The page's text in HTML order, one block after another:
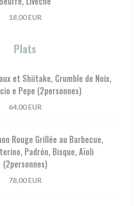
18,00 EUR
Plats
et Shiitake, Crumble de Noix,
e Pepe (2personnes)
64,00 EUR
Rouge Grillée au Barbecue,
Padrón, Bisque, Aïoli
(2personnes)
78,00 EUR